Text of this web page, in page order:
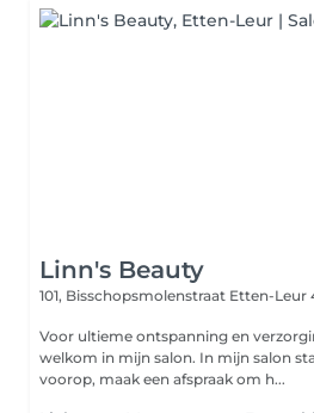
Linn's Beauty
101, Bisschopsmolenstraat Etten-Leur
Voor ultieme ontspanning en
welkom in mijn salon. In mijn salon
voorop, maak een afspraak om h...